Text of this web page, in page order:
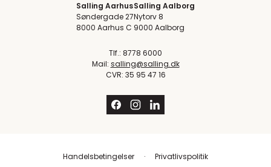
Salling Aarhus
Søndergade 27
8000 Aarhus C
Salling Aalborg
Nytorv 8
9000 Aalborg
Tlf.: 8778 6000
Mail: salling@salling.dk
CVR: 35 95 47 16
Handelsbetingelser Privatlivspolitik